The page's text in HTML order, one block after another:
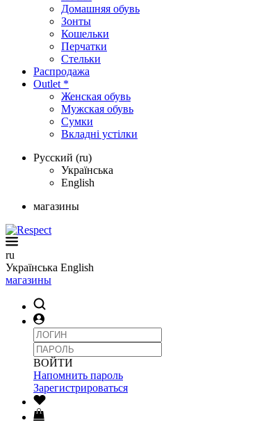
Домашняя обувь
Зонты
Кошельки
Перчатки
Стельки
Распродажа
Outlet *
Женская обувь
Мужская обувь
Сумки
Вкладні устілки
Русский (ru)
Українська
English
магазины
ru
Українська English
магазины
ВОЙТИ
Напомнить пароль
Зарегистрироваться